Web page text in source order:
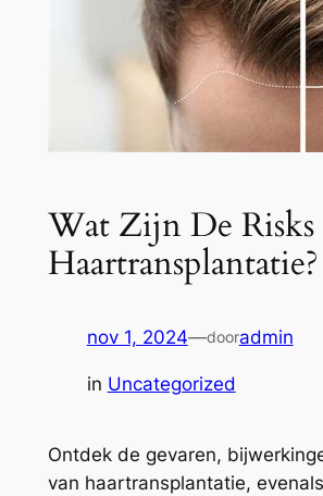
Wat Zijn De Risks
Haartransplantatie?
nov 1, 2024—dooradmin
in Uncategorized
Ontdek de gevaren,
van haartransplantatie, evenals